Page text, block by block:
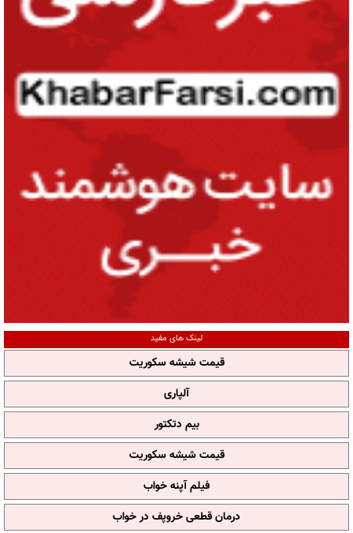
لینک های مفید
قیمت شیشه سکوریت
آلپاری
بیم دتکتور
قیمت شیشه سکوریت
فیلم آپنه خواب
درمان قطعی خروپف در خواب